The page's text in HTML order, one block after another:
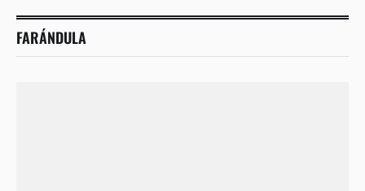
FARÁNDULA